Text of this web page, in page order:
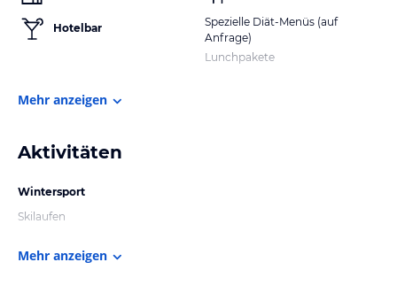
Hotelbar
Spezielle Diät-Menüs (auf
Anfrage)
Lunchpakete
Mehr anzeigen
Aktivitäten
Wintersport
Skilaufen
Mehr anzeigen